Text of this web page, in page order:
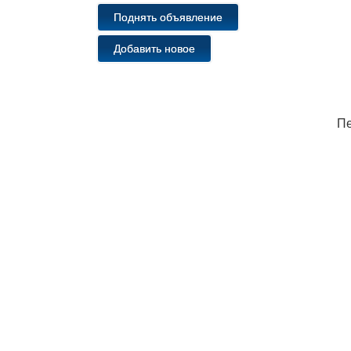
Поднять объявление
Добавить новое